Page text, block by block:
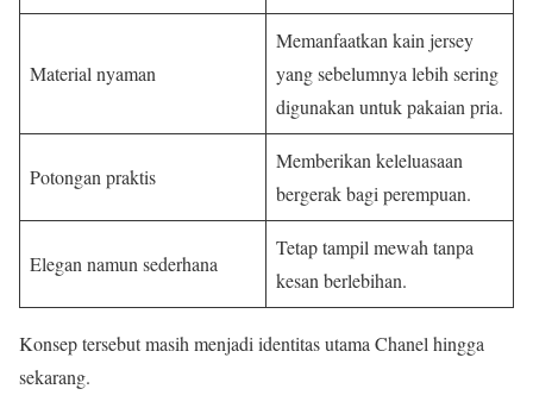
Material nyaman
Memanfaatkan kain jersey
yang sebelumnya lebih sering
digunakan untuk pakaian pria.
Potongan praktis
Memberikan keleluasaan
bergerak bagi perempuan.
Elegan namun sederhana
Tetap tampil mewah tanpa
kesan berlebihan.
Konsep tersebut masih menjadi identitas utama Chanel hingga
sekarang.